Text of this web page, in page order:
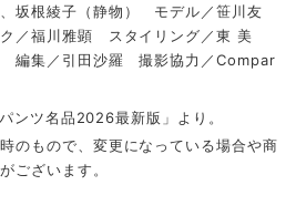
坂根綾子（静物） モデル／笹川友
／福川雅顕 スタイリング／東 美
編集／引田沙羅 撮影協力／Compar
ンツ名品2026最新版」より。
のもので、変更になっている場合や商
ございます。